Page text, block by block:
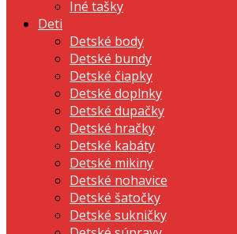
Iné tašky
Deti
Detské body
Detské bundy
Detské čiapky
Detské doplnky
Detské dupačky
Detské hračky
Detské kabáty
Detské mikiny
Detské nohavice
Detské šatočky
Detské sukničky